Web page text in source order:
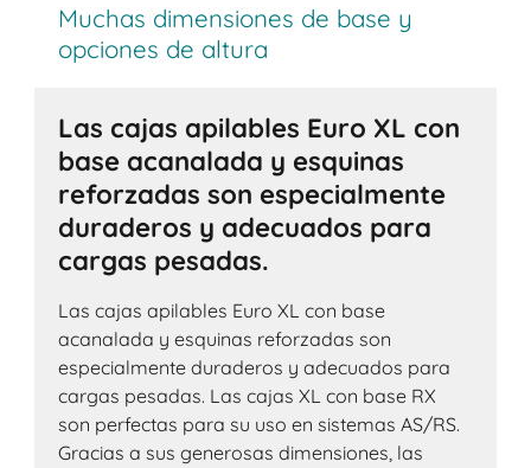
Muchas dimensiones de base y
opciones de altura
Las cajas apilables Euro XL con
base acanalada y esquinas
reforzadas son especialmente
duraderos y adecuados para
cargas pesadas.
Las cajas apilables Euro XL con base
acanalada y esquinas reforzadas son
especialmente duraderos y adecuados para
cargas pesadas. Las cajas XL con base RX
son perfectas para su uso en sistemas AS/RS.
Gracias a sus generosas dimensiones, las